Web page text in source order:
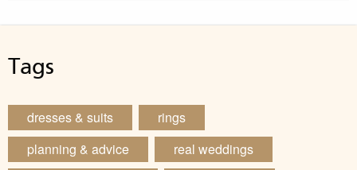
Tags
dresses & suits
rings
planning & advice
real weddings